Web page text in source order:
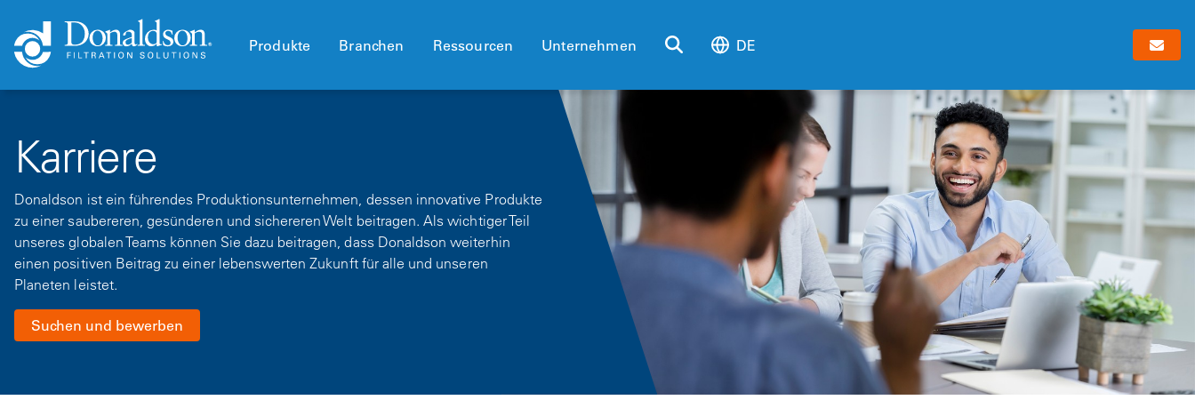
Produkte Branchen Ressourcen Unternehmen DE
Karriere
Donaldson ist ein führendes Produktionsunternehmen, dessen innovative Produkte
zu einer saubereren, gesünderen und sichereren Welt beitragen. Als wichtiger Teil
unseres globalen Teams können Sie dazu beitragen, dass Donaldson weiterhin
einen positiven Beitrag zu einer lebenswerten Zukunft für alle und unseren
Planeten leistet.
Suchen und bewerben